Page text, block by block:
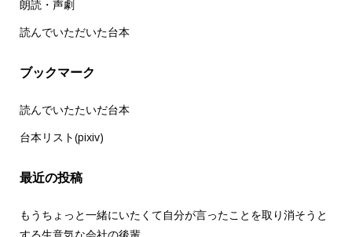
朗読・声劇
読んでいただいた台本
ブックマーク
読んでいたたいだ台本
台本リスト(pixiv)
最近の投稿
もうちょっと一緒にいたくて自分が言ったことを取り消そうと